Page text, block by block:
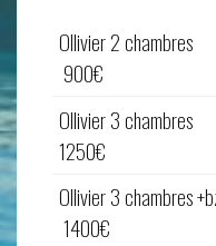
Ollivier 2
900€
Ollivier 3
1250€
Ollivier 3
1400€